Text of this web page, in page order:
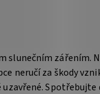
slunečním zářením.
neručí za škody
Spotřebujte